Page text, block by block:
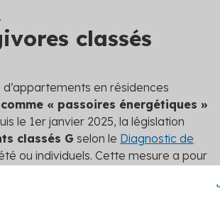
classés
en résidences
« passoires énergétiques »
le 1er janvier 2025, la législation
classés G selon le Diagnostic de
ou individuels. Cette mesure a pour
l'efficacité énergétique du